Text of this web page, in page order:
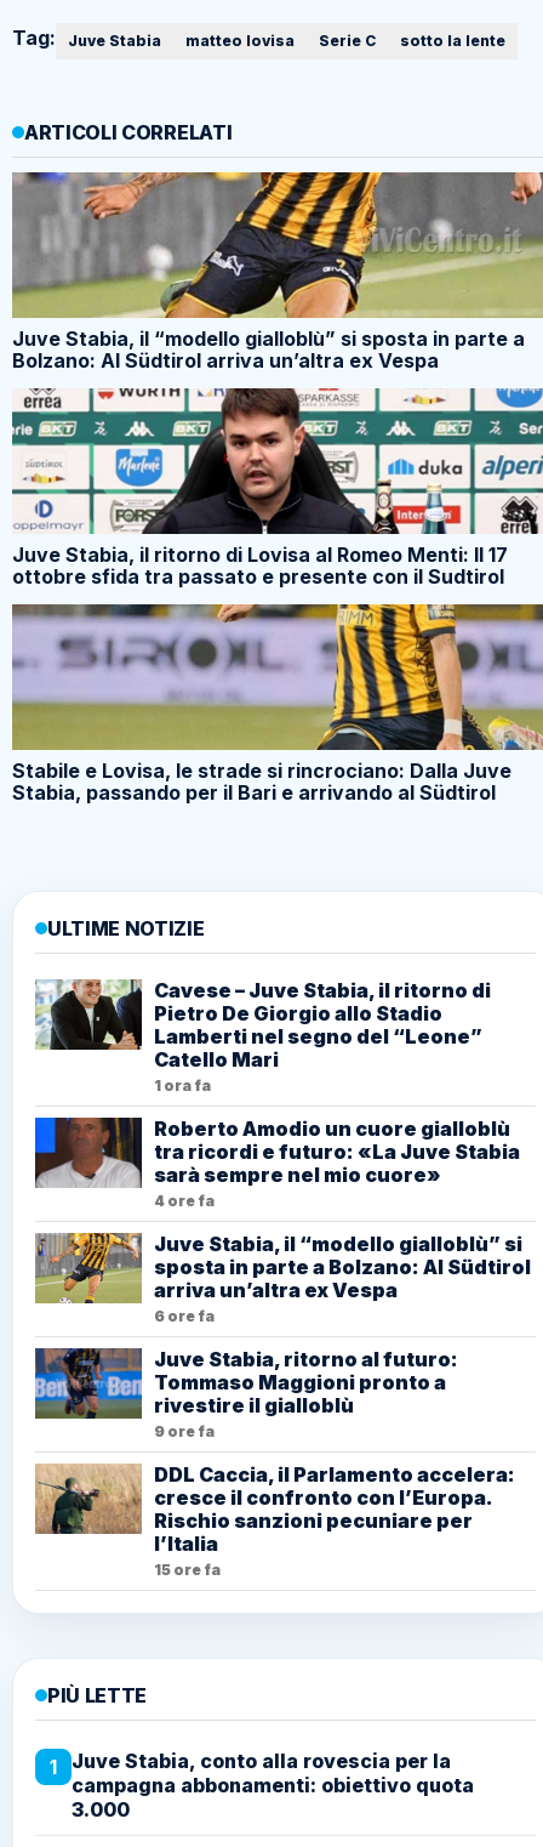
Tag: Juve Stabia matteo lovisa Serie C sotto la lente
ARTICOLI CORRELATI
Juve Stabia, il “modello gialloblù” si sposta in parte a
Bolzano: Al Südtirol arriva un’altra ex Vespa
Juve Stabia, il ritorno di Lovisa al Romeo Menti: Il 17
ottobre sfida tra passato e presente con il Sudtirol
Stabile e Lovisa, le strade si rincrociano: Dalla Juve
Stabia, passando per il Bari e arrivando al Südtirol
ULTIME NOTIZIE
Cavese – Juve Stabia, il ritorno di
Pietro De Giorgio allo Stadio
Lamberti nel segno del “Leone”
Catello Mari
1 ora fa
Roberto Amodio un cuore gialloblù
tra ricordi e futuro: «La Juve Stabia
sarà sempre nel mio cuore»
4 ore fa
Juve Stabia, il “modello gialloblù” si
sposta in parte a Bolzano: Al Südtirol
arriva un’altra ex Vespa
6 ore fa
Juve Stabia, ritorno al futuro:
Tommaso Maggioni pronto a
rivestire il gialloblù
9 ore fa
DDL Caccia, il Parlamento accelera:
cresce il confronto con l’Europa.
Rischio sanzioni pecuniare per
l’Italia
15 ore fa
PIÙ LETTE
1
Juve Stabia, conto alla rovescia per la
campagna abbonamenti: obiettivo quota
3.000